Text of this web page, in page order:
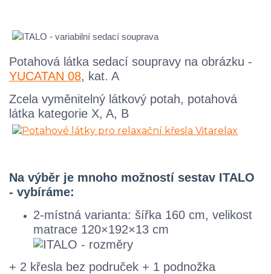
Potahová látka sedací soupravy na obrázku -
YUCATAN 08, kat. A
Zcela vyměnitelný látkový potah, potahová
látka kategorie X, A, B
Na výběr je mnoho možností sestav ITALO
- vybíráme:
2-místná varianta: šířka 160 cm, velikost
matrace 120×192×13 cm
+ 2 křesla bez područek + 1 podnožka